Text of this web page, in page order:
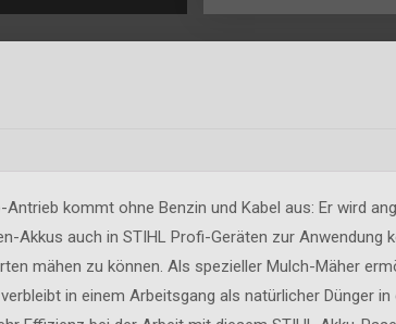
kommt ohne Benzin und Kabel aus: Er wird
Akkus auch in STIHL Profi-Geräten zur Anwendung
mähen zu können. Als spezieller Mulch-Mäher
in einem Arbeitsgang als natürlicher Dünger